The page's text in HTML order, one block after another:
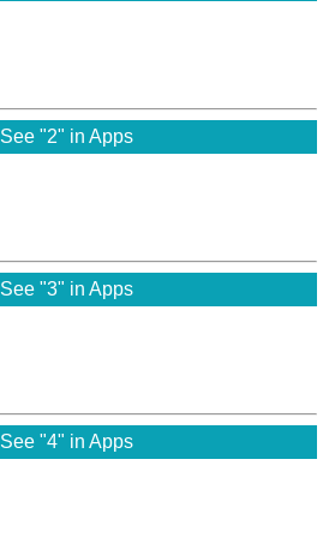
See "2" in Apps
See "3" in Apps
See "4" in Apps